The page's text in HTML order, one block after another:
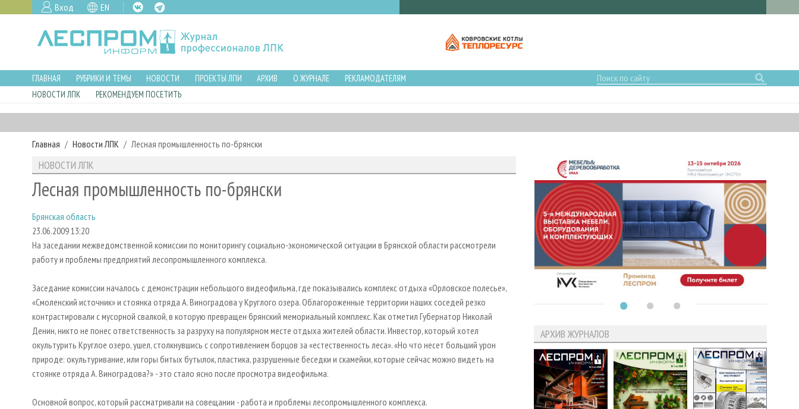
Вход EN
ГЛАВНАЯ РУБРИКИ И ТЕМЫ НОВОСТИ ПРОЕКТЫ ЛПИ АРХИВ О ЖУРНАЛЕ
РЕКЛАМОДАТЕЛЯМ
НОВОСТИ ЛПК
РЕКОМЕНДУЕМ ПОСЕТИТЬ
Главная Новости ЛПК Лесная промышленность по-брянски
НОВОСТИ ЛПК
Лесная промышленность по-брянски
Брянская область
23.06.2009 13:20
На заседании межведомственной комиссии по мониторингу социально-экономической ситуации в Брянской области рассмотрели
работу и проблемы предприятий лесопромышленного комплекса.
Заседание комиссии началось с демонстрации небольшого видеофильма, где показывались комплекс отдыха «Орловское полесье»,
«Смоленский источник» и стоянка отряда А. Виноградова у Круглого озера. Облагороженные территории наших соседей резко
контрастировали с мусорной свалкой, в которую превращен брянский мемориальный комплекс. Как отметил Губернатор Николай
Денин, никто не понес ответственность за разруху на популярном месте отдыха жителей области. Инвестор, который хотел
окультурить Круглое озеро, ушел, столкнувшись с сопротивлением борцов за «естественность леса». «Но что несет больший урон
природе: окультуривание, или горы битых бутылок, пластика, разрушенные беседки и скамейки, которые сейчас можно видеть на
стоянке отряда А. Виноградова?» - это стало ясно после просмотра видеофильма.
Основной вопрос, который рассматривали на совещании - работа и проблемы лесопромышленного комплекса.
АРХИВ ЖУРНАЛОВ